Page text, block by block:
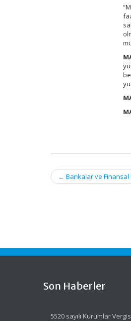
Post
← Bankalar ve Finansal
Son Haberler
5520 sayılı Kurumlar